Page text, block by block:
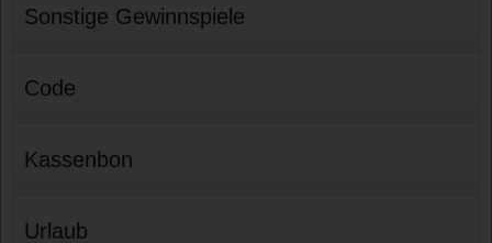
Sonstige Gewinnspiele
Code
Kassenbon
Urlaub